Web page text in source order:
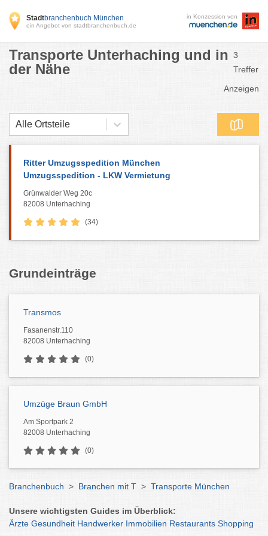
Stadtbranchenbuch München
ein Angebot von stadtbranchenbuch.de
in Konzession von
Transporte Unterhaching und in
der Nähe
3
Treffer
Anzeigen
Alle Ortsteile
Ritter Umzugsspedition München
Umzugsspedition - LKW Vermietung
Grünwalder Weg 20c
82008 Unterhaching
(34)
Grundeinträge
Transmos
Fasanenstr.110
82008 Unterhaching
(0)
Umzüge Braun GmbH
Am Sportpark 2
82008 Unterhaching
(0)
Branchenbuch > Branchen mit T > Transporte München
Unsere wichtigsten Guides im Überblick:
Ärzte Gesundheit Handwerker Immobilien Restaurants Shopping